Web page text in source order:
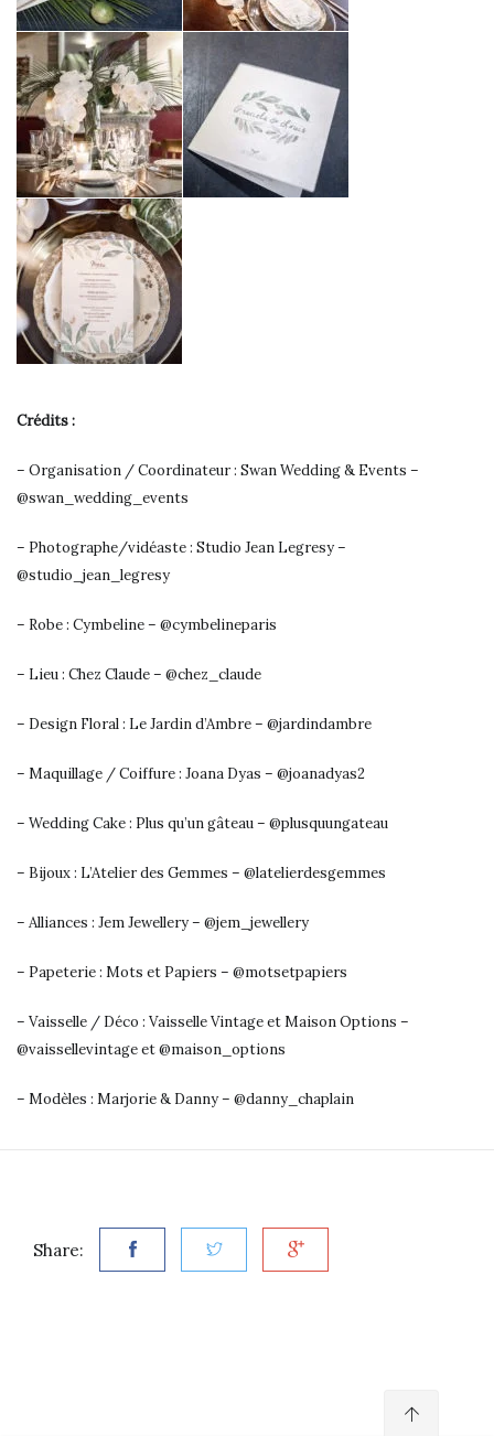
Crédits :
– Organisation / Coordinateur : Swan Wedding & Events –
@swan_wedding_events
– Photographe/vidéaste : Studio Jean Legresy –
@studio_jean_legresy
– Robe : Cymbeline – @cymbelineparis
– Lieu : Chez Claude – @chez_claude
– Design Floral : Le Jardin d’Ambre – @jardindambre
– Maquillage / Coiffure : Joana Dyas – @joanadyas2
– Wedding Cake : Plus qu’un gâteau – @plusquungateau
– Bijoux : L’Atelier des Gemmes – @latelierdesgemmes
– Alliances : Jem Jewellery – @jem_jewellery
– Papeterie : Mots et Papiers – @motsetpapiers
– Vaisselle / Déco : Vaisselle Vintage et Maison Options –
@vaissellevintage et @maison_options
– Modèles : Marjorie & Danny – @danny_chaplain
Share: